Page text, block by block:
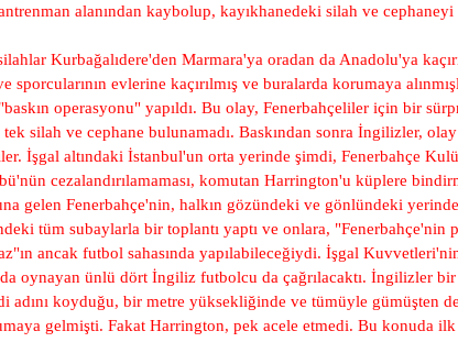
alanından kaybolup, kayıkhanedeki silah ve
Kurbağalıdere'den Marmara'ya oradan da Anadolu'ya
evlerine kaçırılmış ve buralarda korumaya
operasyonu" yapıldı. Bu olay, Fenerbahçeliler için bir
silah ve cephane bulunamadı. Baskından sonra İngilizler,
İşgal altındaki İstanbul'un orta yerinde şimdi, Fenerbahçe
cezalandırılamaması, komutan Harrington'u küplere
gelen Fenerbahçe'nin, halkın gözündeki ve gönlündeki
tüm subaylarla bir toplantı yaptı ve onlara,
ancak futbol sahasında yapılabileceğiydi. İşgal
oynayan ünlü dört İngiliz futbolcu da çağrılacaktı. İngilizler
adını koyduğu, bir metre yüksekliğinde ve tümüyle gümüşten
gelmişti. Fakat Harrington, pek acele etmedi. Bu konuda